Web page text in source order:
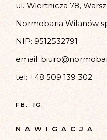
ul. Wiertnicza 78,
Normobaria Wilanów
NIP: 9512532791
email:
tel: +48 509 139 302
FB. IG.
NAWIGACJA